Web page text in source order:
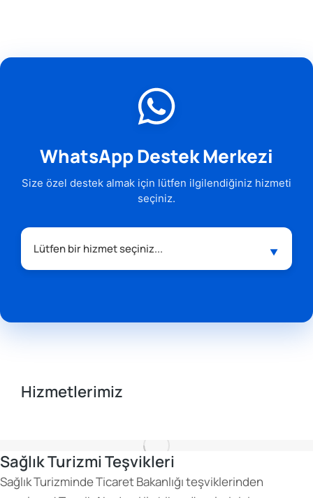
WhatsApp Destek Merkezi
Size özel destek almak için lütfen ilgilendiğiniz hizmeti
seçiniz.
Hizmetlerimiz
Sağlık Turizmi Teşvikleri
Sağlık Turizminde Ticaret Bakanlığı teşviklerinden